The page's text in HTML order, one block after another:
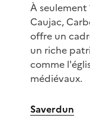
À
Caujac,
offre un
un riche
comme
médiévaux.
Saverdun